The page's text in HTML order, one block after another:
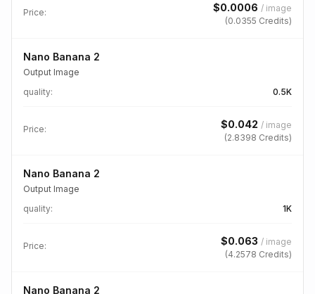
Price: $0.0006 / image
(0.0355 Credits)
Nano Banana 2
Output Image
quality: 0.5K
Price: $0.042 / image
(2.8398 Credits)
Nano Banana 2
Output Image
quality: 1K
Price: $0.063 / image
(4.2578 Credits)
Nano Banana 2